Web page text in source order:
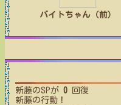
バイトちゃん（前）
新藤のSPが 0 回復
新藤の行動！